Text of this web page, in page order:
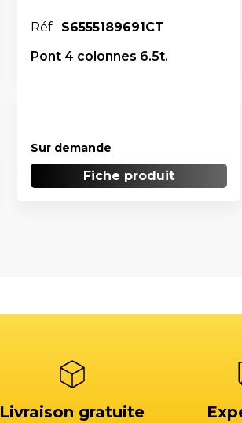
Réf : S6555189691CT
Pont 4 colonnes 6.5t.
Sur demande
Fiche produit
Livraison gratuite